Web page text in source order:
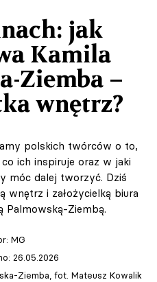
jak
Kamila
Ziemba –
wnętrz?
polskich twórców o to,
ich inspiruje oraz w jaki
móc dalej tworzyć. Dziś
wnętrz i założycielką biura
Palmowską-Ziembą.
MG
26.05.2026
Ziemba, fot. Mateusz Kowalik